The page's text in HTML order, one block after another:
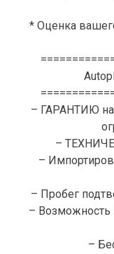
* Оценка
– ГАРАНТИЮ на
–
–
– Пробег
–
–